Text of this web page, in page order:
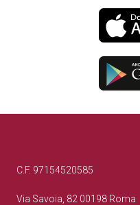
C.F. 97154520585
Via Savoia, 82 00198 Roma